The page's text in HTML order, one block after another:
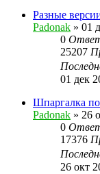
Разные
Padonak » 01
0
25207
01 дек
Шпаргалка
Padonak » 26
0
17376
26 окт